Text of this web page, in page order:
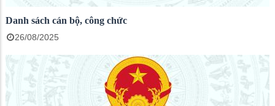
Danh sách cán bộ, công chức
26/08/2025